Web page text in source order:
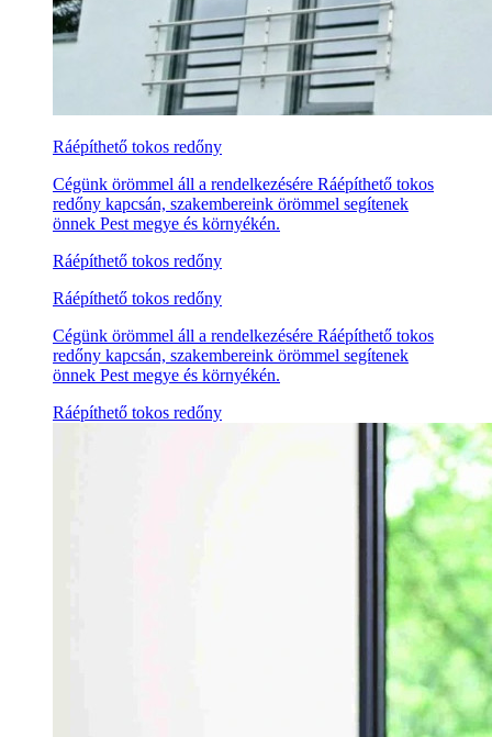
Ráépíthető tokos redőny
Cégünk örömmel áll a rendelkezésére Ráépíthető tokos
redőny kapcsán, szakembereink örömmel segítenek
önnek Pest megye és környékén.
Ráépíthető tokos redőny
Ráépíthető tokos redőny
Cégünk örömmel áll a rendelkezésére Ráépíthető tokos
redőny kapcsán, szakembereink örömmel segítenek
önnek Pest megye és környékén.
Ráépíthető tokos redőny